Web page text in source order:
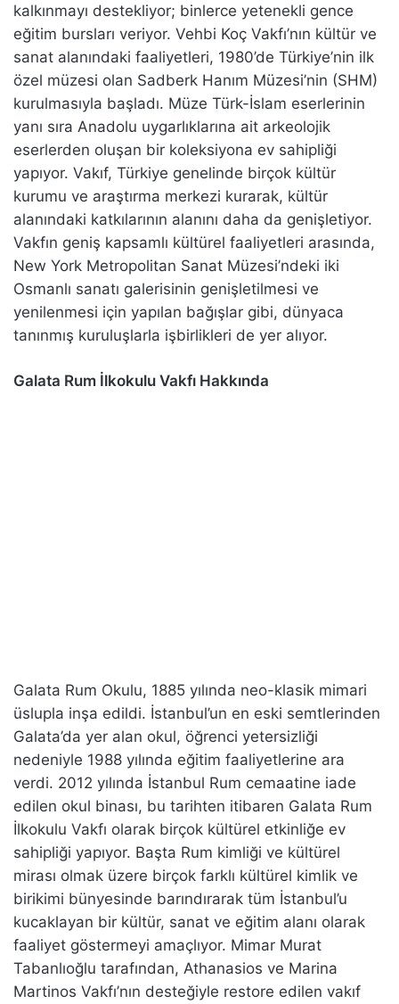
kalkınmayı destekliyor; binlerce yetenekli gence
eğitim bursları veriyor. Vehbi Koç Vakfı’nın kültür ve
sanat alanındaki faaliyetleri, 1980’de Türkiye’nin ilk
özel müzesi olan Sadberk Hanım Müzesi’nin (SHM)
kurulmasıyla başladı. Müze Türk-İslam eserlerinin
yanı sıra Anadolu uygarlıklarına ait arkeolojik
eserlerden oluşan bir koleksiyona ev sahipliği
yapıyor. Vakıf, Türkiye genelinde birçok kültür
kurumu ve araştırma merkezi kurarak, kültür
alanındaki katkılarının alanını daha da genişletiyor.
Vakfın geniş kapsamlı kültürel faaliyetleri arasında,
New York Metropolitan Sanat Müzesi’ndeki iki
Osmanlı sanatı galerisinin genişletilmesi ve
yenilenmesi için yapılan bağışlar gibi, dünyaca
tanınmış kuruluşlarla işbirlikleri de yer alıyor.
Galata Rum İlkokulu Vakfı Hakkında
Galata Rum Okulu, 1885 yılında neo-klasik mimari
üslupla inşa edildi. İstanbul’un en eski semtlerinden
Galata’da yer alan okul, öğrenci yetersizliği
nedeniyle 1988 yılında eğitim faaliyetlerine ara
verdi. 2012 yılında İstanbul Rum cemaatine iade
edilen okul binası, bu tarihten itibaren Galata Rum
İlkokulu Vakfı olarak birçok kültürel etkinliğe ev
sahipliği yapıyor. Başta Rum kimliği ve kültürel
mirası olmak üzere birçok farklı kültürel kimlik ve
birikimi bünyesinde barındırarak tüm İstanbul’u
kucaklayan bir kültür, sanat ve eğitim alanı olarak
faaliyet göstermeyi amaçlıyor. Mimar Murat
Tabanlıoğlu tarafından, Athanasios ve Marina
Martinos Vakfı’nın desteğiyle restore edilen vakıf